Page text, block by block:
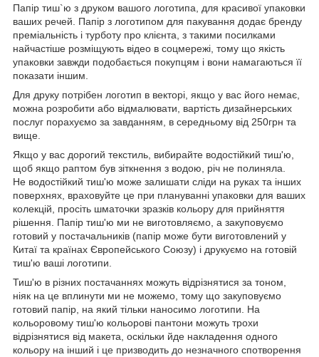
Папір тиш`ю з друком вашого логотипа, для красивої упаковки
ваших речей. Папір з логотипом для пакування додає бренду
преміальність і турботу про клієнта, з такими посилками
найчастіше розміщують відео в соцмережі, тому що якість
упаковки завжди подобається покупцям і вони намагаються її
показати іншим.
Для друку потрібен логотип в векторі, якщо у вас його немає,
можна розробити або відмалювати, вартість дизайнерських
послуг порахуємо за завданням, в середньому від 250грн та
вище.
Якщо у вас дорогий текстиль, вибирайте водостійкий тиш'ю,
щоб якщо раптом був зіткнення з водою, річ не полиняла.
Не водостійкий тиш'ю може залишати сліди на руках та інших
поверхнях, враховуйте це при плануванні упаковки для ваших
колекцій, просіть шматочки зразків кольору для прийняття
рішення. Папір тиш'ю ми не виготовляємо, а закуповуємо
готовий у постачальників (папір може бути виготовлений у
Китаї та країнах Європейського Союзу) і друкуємо на готовій
тиш'ю ваші логотипи.
Тиш'ю в різних постачаннях можуть відрізнятися за тоном,
ніяк на це вплинути ми не можемо, тому що закуповуємо
готовий папір, на який тільки наносимо логотипи. На
кольоровому тиш'ю кольорові пантони можуть трохи
відрізнятися від макета, оскільки йде накладення одного
кольору на інший і це призводить до незначного спотворення